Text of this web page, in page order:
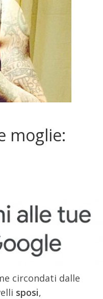
moglie:
circondati dalle
sposi,